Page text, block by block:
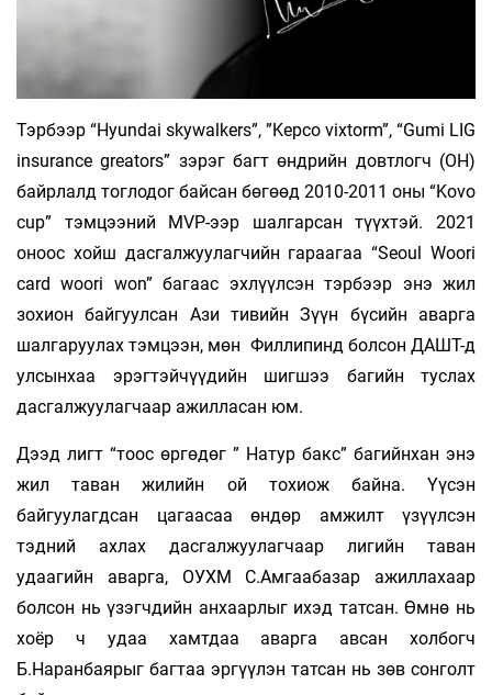
Тэрбээр “Hyundai skywalkers”, ”Kepco vixtorm”, “Gumi LIG
insurance greators” зэрэг багт өндрийн довтлогч (OH)
байрлалд тоглодог байсан бөгөөд 2010-2011 оны “Kovo
cup” тэмцээний MVP-ээр шалгарсан түүхтэй. 2021
оноос хойш дасгалжуулагчийн гараагаа “Seoul Woori
card woori won” багаас эхлүүлсэн тэрбээр энэ жил
зохион байгуулсан Ази тивийн Зүүн бүсийн аварга
шалгаруулах тэмцээн, мөн Филлипинд болсон ДАШТ-д
улсынхаа эрэгтэйчүүдийн шигшээ багийн туслах
дасгалжуулагчаар ажилласан юм.
Дээд лигт “тоос өргөдөг ” Натур бакс” багийнхан энэ
жил таван жилийн ой тохиож байна. Үүсэн
байгуулагдсан цагаасаа өндөр амжилт үзүүлсэн
тэдний ахлах дасгалжуулагчаар лигийн таван
удаагийн аварга, ОУХМ С.Амгаабазар ажиллахаар
болсон нь үзэгчдийн анхаарлыг ихэд татсан. Өмнө нь
хоёр ч удаа хамтдаа аварга авсан холбогч
Б.Наранбаярыг багтаа эргүүлэн татсан нь зөв сонголт